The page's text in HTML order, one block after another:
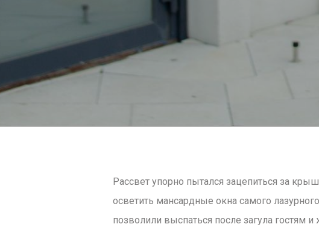
Рассвет упорно пытался зацепиться за
осветить мансардные окна самого
позволили выспаться после загула